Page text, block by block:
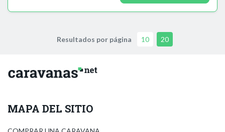
Resultados por página 10 20
MAPA DEL SITIO